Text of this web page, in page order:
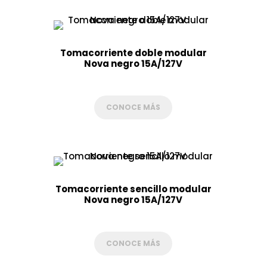
Tomacorriente doble modular
Nova negro 15A/127V
CONOCE MÁS
Tomacorriente sencillo modular
Nova negro 15A/127V
CONOCE MÁS